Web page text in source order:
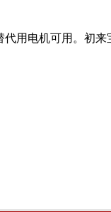
用电机可用。初来